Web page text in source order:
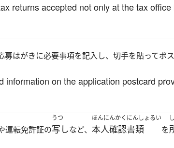
returns accepted not only at the tax
募はがきに必要事項を記入し、切手を貼ってポ
on the application postcard
運転免許証の
うつ
写しなど、
ほんにんかくにんしょるい
本人確認書類 を